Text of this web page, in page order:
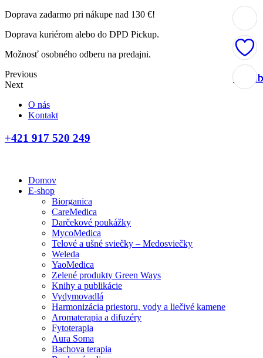
Doprava zadarmo pri nákupe nad 130 €!
Doprava kuriérom alebo do DPD Pickup.
Možnosť osobného odberu na predajni.
Previous
Next
O nás
Kontakt
+421 917 520 249
Domov
E-shop
Biorganica
CareMedica
Darčekové poukážky
MycoMedica
Telové a ušné sviečky – Medosviečky
Weleda
YaoMedica
Zelené produkty Green Ways
Knihy a publikácie
Vydymovadlá
Harmonizácia priestoru, vody a liečivé kamene
Aromaterapia a difuzéry
Fytoterapia
Aura Soma
Bachova terapia